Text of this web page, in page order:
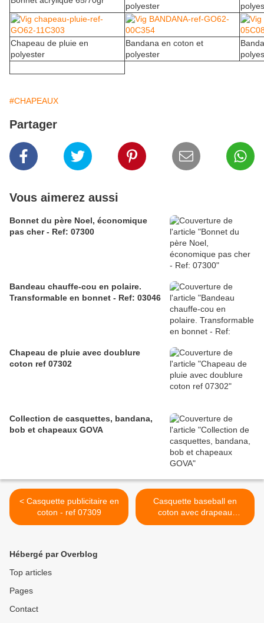
polyester
Chapeau de pluie en
polyester
Bandana en coton et
polyester
#CHAPEAUX
Partager
Vous aimerez aussi
Bonnet du père Noel, économique
pas cher - Ref: 07300
Bandeau chauffe-cou en polaire.
Transformable en bonnet - Ref: 03046
Chapeau de pluie avec doublure
coton ref 07302
Collection de casquettes, bandana,
bob et chapeaux GOVA
< Casquette publicitaire en
coton - ref 07309
Casquette baseball en
coton avec drapeau
Français. ref 10306 >
Hébergé par Overblog
Top articles
Pages
Contact